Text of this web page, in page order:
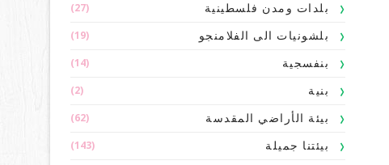
بلدات ومدن فلسطينية (27)
بلشونيات الى الفلامنجو (19)
بنفسجية (14)
بنية (2)
بيئة الأراضي المقدسة (62)
بيئتنا جميلة (143)